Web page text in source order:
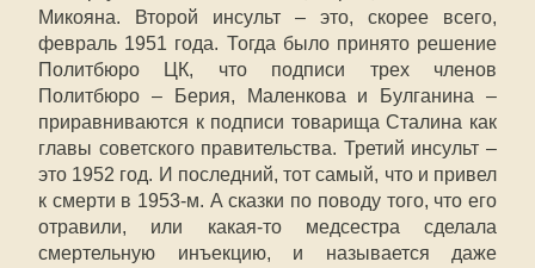
Микояна. Второй инсульт – это, скорее всего,
февраль 1951 года. Тогда было принято решение
Политбюро ЦК, что подписи трех членов
Политбюро – Берия, Маленкова и Булганина –
приравниваются к подписи товарища Сталина как
главы советского правительства. Третий инсульт –
это 1952 год. И последний, тот самый, что и привел
к смерти в 1953-м. А сказки по поводу того, что его
отравили, или какая-то медсестра сделала
смертельную инъекцию, и называется даже